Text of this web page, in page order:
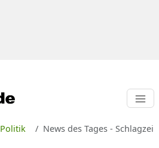
Politik News des Tages -